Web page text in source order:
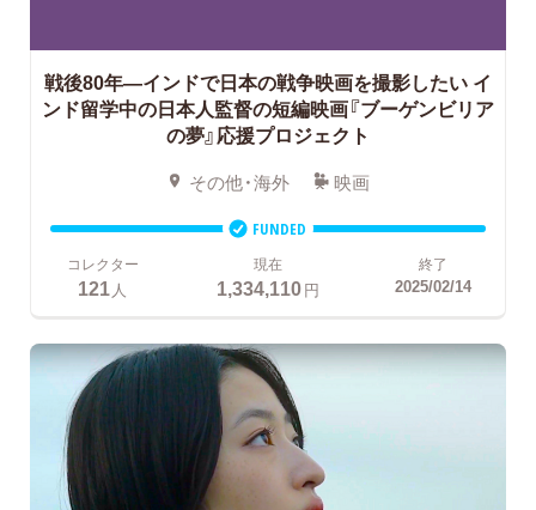
戦後80年―インドで日本の戦争映画を撮影したい イ
ンド留学中の日本人監督の短編映画『ブーゲンビリア
の夢』応援プロジェクト
その他・海外 映画
FUNDED
コレクター
121人
現在
1,334,110円
終了
2025/02/14